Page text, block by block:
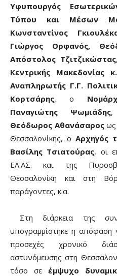
Υφυπουργός
Τύπου και Μέσων
Κωνσταντίνος
Γιώργος Ορφανός,
Απόστολος Τζιτζικώστας
Κεντρικής Μακεδονίας
Αναπληρωτής Γ.Γ.
Κορτσάρης, ο
Παναγιώτης Ψωμιάδης
Θεόδωρος Αθανάσαρος
Θεσσαλονίκης, ο Αρχηγός
Βασίλης Τσιατούρας, οι
ΕΛ.ΑΣ. και της
Θεσσαλονίκη και στη
παράγοντες, κ.α.
Στη διάρκεια της
υπογραμμίστηκε η απόφαση
προσεχές χρονικό
αστυνόμευσης στη
τόσο σε έμψυχο